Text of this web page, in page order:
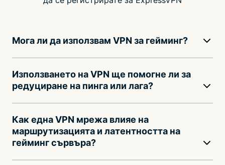
Мога ли да използвам VPN за гейминг?
Използването на VPN ще помогне ли за
редуциране на пинга или лага?
Как една VPN мрежа влияе на
маршрутизацията и латентността на
гейминг сървъра?